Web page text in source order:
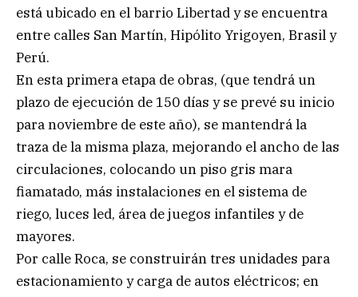
está ubicado en el barrio Libertad y se encuentra
entre calles San Martín, Hipólito Yrigoyen, Brasil y
Perú.
En esta primera etapa de obras, (que tendrá un
plazo de ejecución de 150 días y se prevé su inicio
para noviembre de este año), se mantendrá la
traza de la misma plaza, mejorando el ancho de las
circulaciones, colocando un piso gris mara
fiamatado, más instalaciones en el sistema de
riego, luces led, área de juegos infantiles y de
mayores.
Por calle Roca, se construirán tres unidades para
estacionamiento y carga de autos eléctricos; en